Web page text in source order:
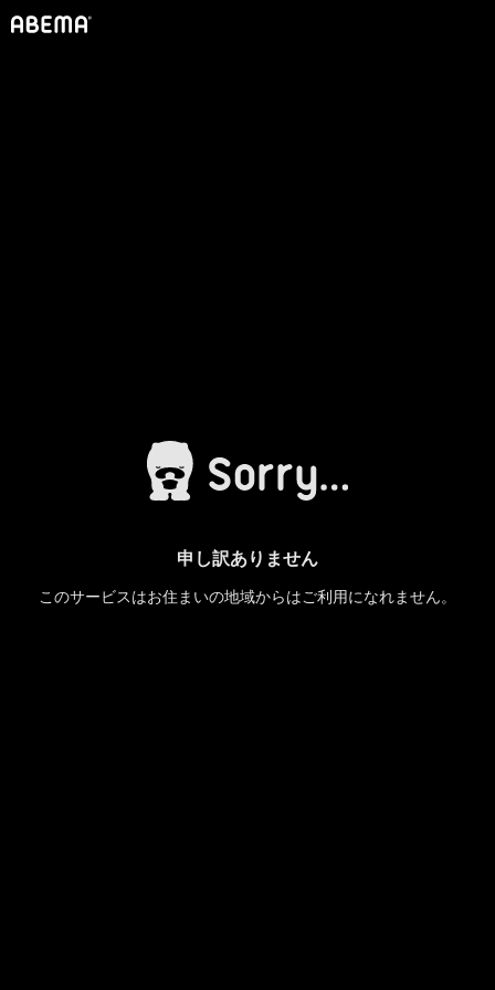
申し訳ありません
このサービスはお住まいの地域からはご利用になれません。